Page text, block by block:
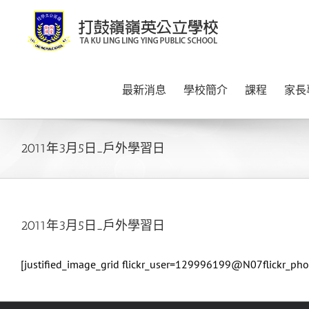
content
最新消息 學校簡介 課程 家
2011年3月5日_戶外學習日
2011年3月5日_戶外學習日
[justified_image_grid